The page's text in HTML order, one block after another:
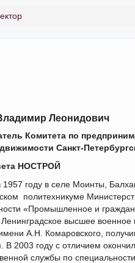
Леонидович
Комитета по
Санкт-
НОСТРОЙ
1957 году в селе Моинты,
политехникуме
«Промышленное и
высшее
А.Н. Комаровского,
В 2003 году с отличием
службы по